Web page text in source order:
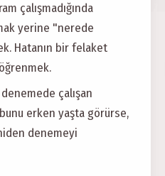
çalışmadığında
yerine "nerede
Hatanın bir felaket
çalışan
erken yaşta görürse,
denemeyi